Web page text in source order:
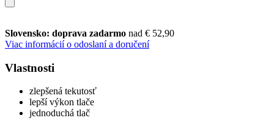
Slovensko: doprava zadarmo nad € 52,90
Viac informácií o odoslaní a doručení
Vlastnosti
zlepšená tekutosť
lepší výkon tlače
jednoduchá tlač